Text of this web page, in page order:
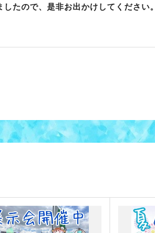
たので、是非お出かけしてください。